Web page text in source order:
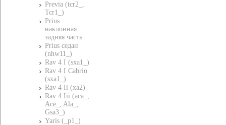
Previa (tcr2_,
Tcr1_)
Prius
наклонная
задняя часть
Prius седан
(nhw11_)
Rav 4 I (sxa1_)
Rav 4 I Cabrio
(sxa1_)
Rav 4 Ii (xa2)
Rav 4 Iii (aca_,
Ace_, Ala_,
Gsa3_)
Yaris (_p1_)